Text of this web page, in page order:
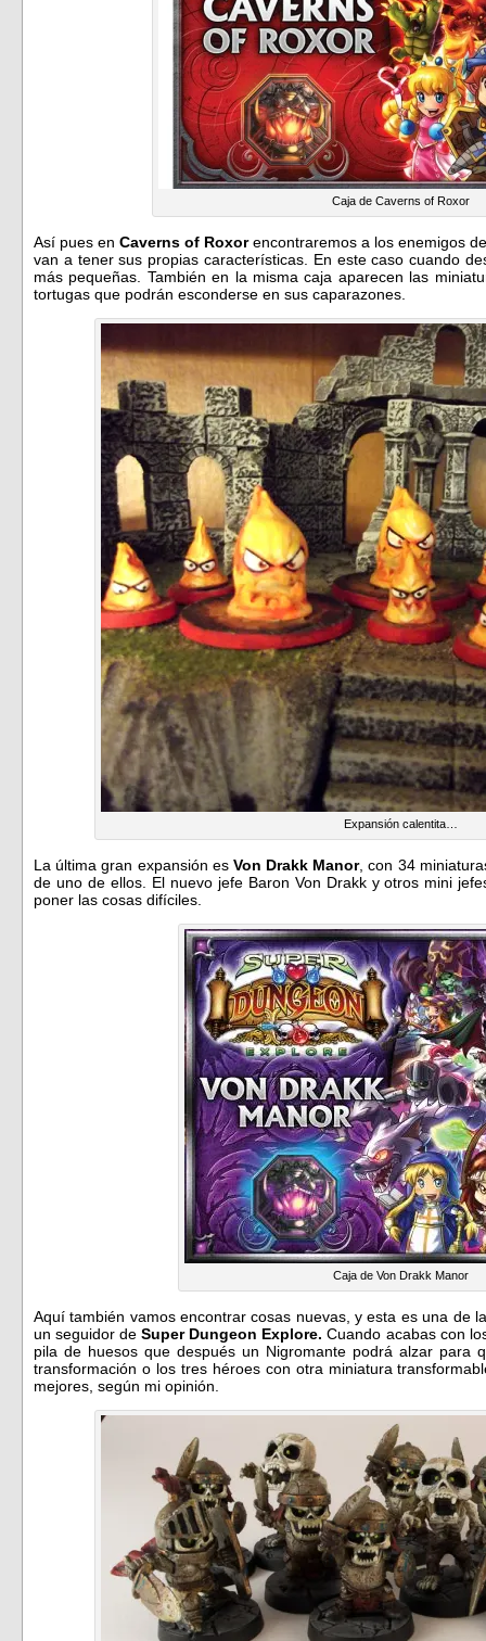
Caja de Caverns of Roxor
Así pues en Caverns of Roxorencontraremos a los enemigos
van a tener sus propias características. En este caso cuando
más pequeñas. También en la misma caja aparecen las
tortugas que podrán esconderse en sus caparazones.
Expansión calentita…
La última gran expansión es Von Drakk Manor, con 34
de uno de ellos. El nuevo jefe Baron Von Drakk y otros mini
poner las cosas difíciles.
Caja de Von Drakk Manor
Aquí también vamos encontrar cosas nuevas, y esta es una de
un seguidor deSuper Dungeon Explore. Cuando acabas con
pila de huesos que después un Nigromante podrá alzar para
transformación o los tres héroes con otra miniatura
mejores, según mi opinión.